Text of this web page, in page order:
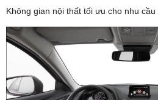
Không gian nội thất tối ưu cho nhu cầu